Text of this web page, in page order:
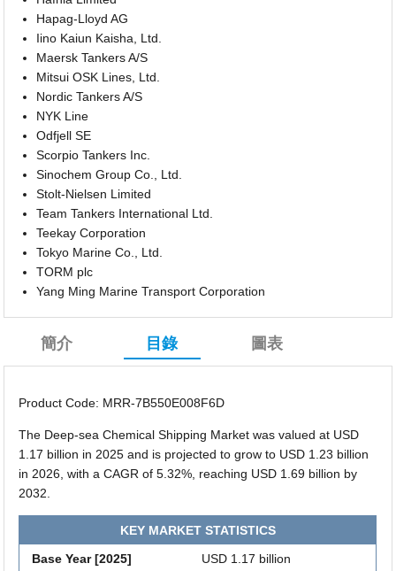
Hapag-Lloyd AG
Iino Kaiun Kaisha, Ltd.
Maersk Tankers A/S
Mitsui OSK Lines, Ltd.
Nordic Tankers A/S
NYK Line
Odfjell SE
Scorpio Tankers Inc.
Sinochem Group Co., Ltd.
Stolt-Nielsen Limited
Team Tankers International Ltd.
Teekay Corporation
Tokyo Marine Co., Ltd.
TORM plc
Yang Ming Marine Transport Corporation
簡介 目錄 圖表
Product Code: MRR-7B550E008F6D
The Deep-sea Chemical Shipping Market was valued at USD
1.17 billion in 2025 and is projected to grow to USD 1.23 billion
in 2026, with a CAGR of 5.32%, reaching USD 1.69 billion by
2032.
KEY MARKET STATISTICS
Base Year [2025]
USD 1.17 billion